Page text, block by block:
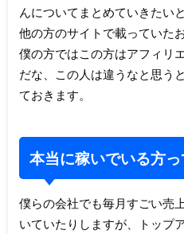
んについてまとめていきたい
他の方のサイトで載っていた
僕の方ではこの方はアフィリ
だな、この人は違うなと思う
ておきます。
本当に稼いでいる方っ
僕らの会社でも毎月すごい売
いていたりしますが、トップ